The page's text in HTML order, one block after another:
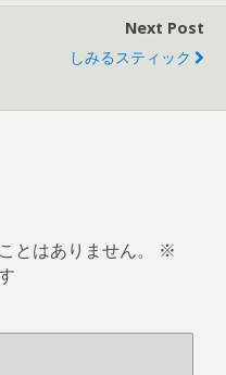
Next Post
しみるスティック
とはありません。
※